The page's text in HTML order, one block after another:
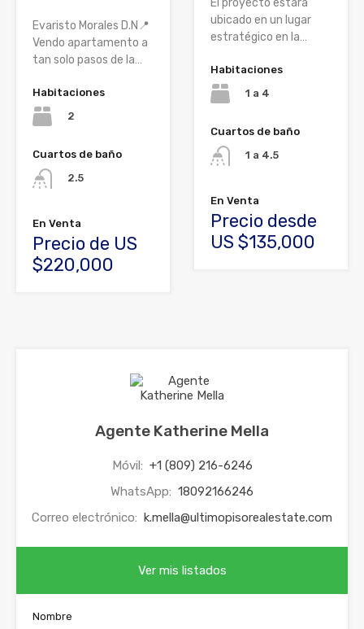
Evaristo Morales D.N📍
Vendo apartamento a
tan solo pasos de la…
Habitaciones
2
Cuartos de baño
2.5
En Venta
Precio de US
$220,000
El proyecto estará
ubicado en un lugar
estratégico en la…
Habitaciones
1 a 4
Cuartos de baño
1 a 4.5
En Venta
Precio desde
US $135,000
Agente Katherine Mella
Móvil: +1 (809) 216-6246
WhatsApp: 18092166246
Correo electrónico: k.mella@ultimopisorealestate.com
Ver mis listados
Nombre